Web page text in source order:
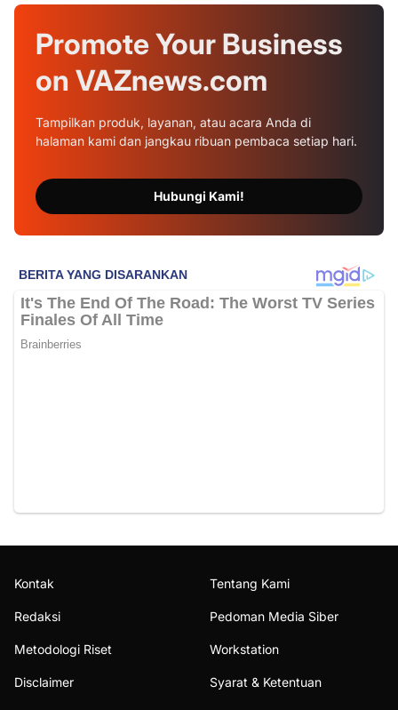
Promote Your Business
on VAZnews.com
Tampilkan produk, layanan, atau acara Anda di
halaman kami dan jangkau ribuan pembaca setiap hari.
Hubungi Kami!
Kontak Tentang Kami
Redaksi Pedoman Media Siber
Metodologi Riset Workstation
Disclaimer Syarat & Ketentuan